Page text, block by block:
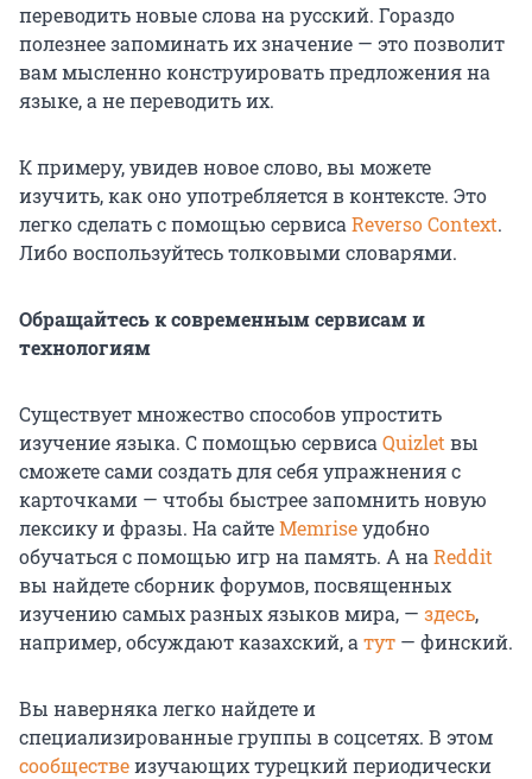
переводить новые слова на русский. Гораздо
полезнее запоминать их значение — это позволит
вам мысленно конструировать предложения на
языке, а не переводить их.
К примеру, увидев новое слово, вы можете
изучить, как оно употребляется в контексте. Это
легко сделать с помощью сервиса Reverso Context.
Либо воспользуйтесь толковыми словарями.
Обращайтесь к современным сервисам и
технологиям
Существует множество способов упростить
изучение языка. С помощью сервиса Quizlet вы
сможете сами создать для себя упражнения с
карточками — чтобы быстрее запомнить новую
лексику и фразы. На сайтеMemriseудобно
обучаться с помощью игр на память. А на Reddit
вы найдете сборник форумов, посвященных
изучению самых разных языков мира, — здесь,
например, обсуждают казахский, а тут — финский.
Вы наверняка легко найдете и
специализированные группы в соцсетях. В этом
сообществеизучающих турецкий периодически